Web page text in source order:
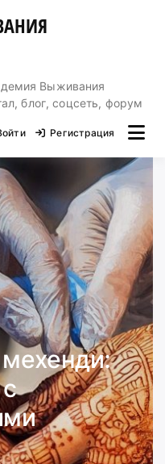
Выживания
блог, соцсеть, форум
Регистрация